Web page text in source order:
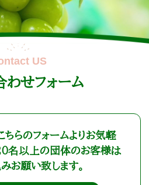
わせフォーム
ちらのフォームよりお気軽
名以上の団体のお客様は
お願い致します。